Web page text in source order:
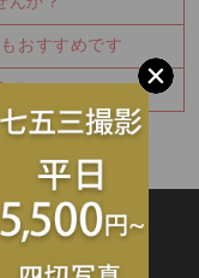
おすすめです
✨